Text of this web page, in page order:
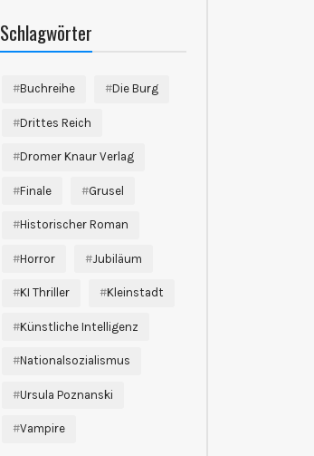
Schlagwörter
Buchreihe Die Burg
Drittes Reich
Dromer Knaur Verlag
Finale Grusel
Historischer Roman
Horror Jubiläum
KI Thriller Kleinstadt
Künstliche Intelligenz
Nationalsozialismus
Ursula Poznanski
Vampire